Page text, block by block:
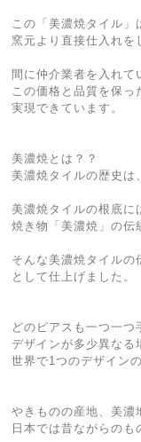
この「美濃焼タイル
窯元より直接仕入れを
間に仲介業者を入れて
この価格と品質を保っ
実現できています。
美濃焼とは？？
美濃焼タイルの歴史は
美濃焼タイルの根底に
焼き物「美濃焼」の伝
そんな美濃焼タイルの
として仕上げました。
どのピアスも一つ一つ
デザインが多少異なる
世界で1つのデザイン
やきものの産地、美濃
日本では昔ながらのも